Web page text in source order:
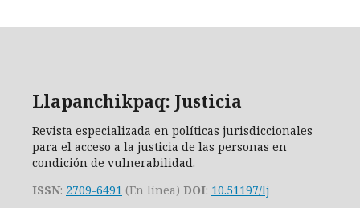
Llapanchikpaq: Justicia
Revista especializada en políticas jurisdiccionales
para el acceso a la justicia de las personas en
condición de vulnerabilidad.
ISSN: 2709-6491 (En línea) DOI: 10.51197/lj